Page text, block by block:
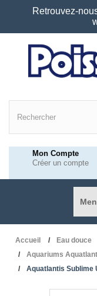
Retrouvez-
Mon Compte
Créer un compte
Accueil Eau douce
Aquariums
Aquatlantis Sublime